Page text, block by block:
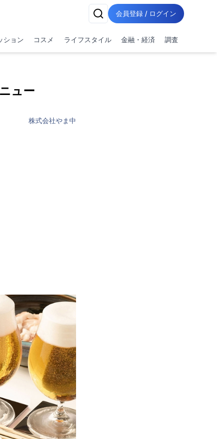
会員登録 / ログイン
ション コスメ ライフスタイル 金融・経済 調査
ュー
株式会社やま中